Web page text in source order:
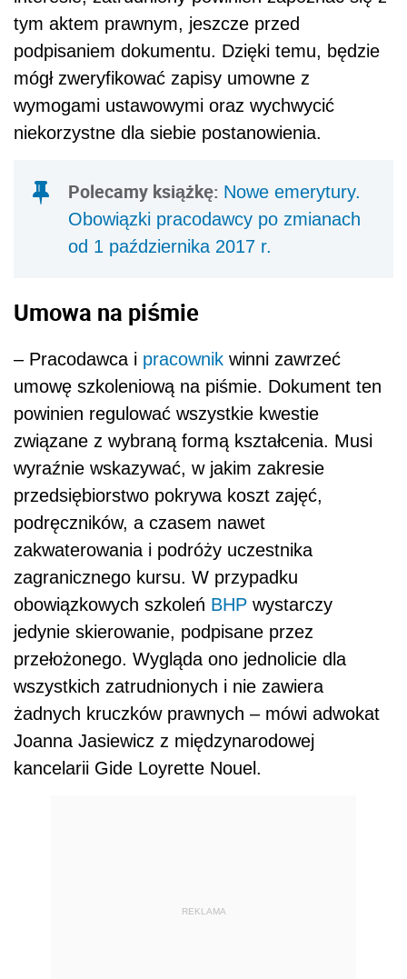
tym aktem prawnym, jeszcze przed
podpisaniem dokumentu. Dzięki temu, będzie
mógł zweryfikować zapisy umowne z
wymogami ustawowymi oraz wychwycić
niekorzystne dla siebie postanowienia.
Polecamy książkę: Nowe emerytury.
Obowiązki pracodawcy po zmianach
od 1 października 2017 r.
Umowa na piśmie
– Pracodawca i pracownik winni zawrzeć
umowę szkoleniową na piśmie. Dokument ten
powinien regulować wszystkie kwestie
związane z wybraną formą kształcenia. Musi
wyraźnie wskazywać, w jakim zakresie
przedsiębiorstwo pokrywa koszt zajęć,
podręczników, a czasem nawet
zakwaterowania i podróży uczestnika
zagranicznego kursu. W przypadku
obowiązkowych szkoleń BHP wystarczy
jedynie skierowanie, podpisane przez
przełożonego. Wygląda ono jednolicie dla
wszystkich zatrudnionych i nie zawiera
żadnych kruczków prawnych – mówi adwokat
Joanna Jasiewicz z międzynarodowej
kancelarii Gide Loyrette Nouel.
REKLAMA